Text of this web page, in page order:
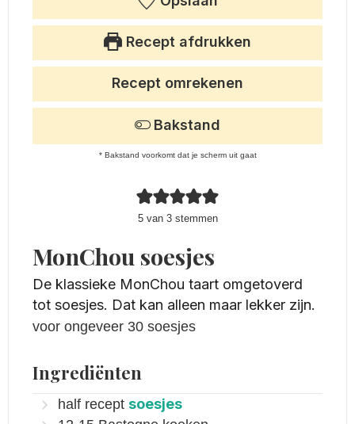
Recept afdrukken
5van 3stemmen
Recept omrekenen
Bakstand
* Bakstand voorkomt dat je scherm uit gaat
MonChou soesjes
De klassieke MonChou taart omgetoverd
tot soesjes. Dat kan alleen maar lekker zijn.
voor ongeveer 30 soesjes
Ingrediënten
half recept soesjes